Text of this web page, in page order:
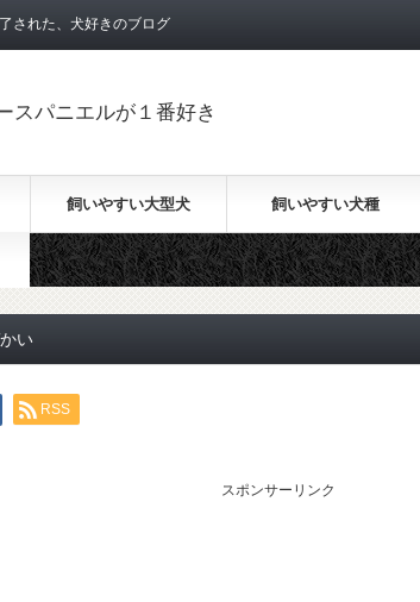
された、犬好きのブログ
スパニエルが１番好き
飼いやすい大型犬 飼いやすい犬種
い
RSS
スポンサーリンク